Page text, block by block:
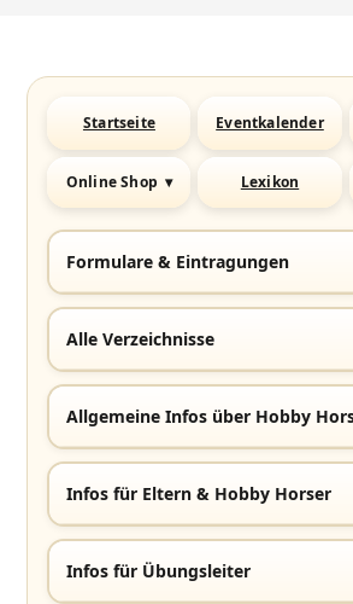
Startseite Eventkalender
Online Shop ▾ Lexikon
Formulare & Eintragungen
Alle Verzeichnisse
Allgemeine Infos über Hobby
Infos für Eltern & Hobby Horser
Infos für Übungsleiter